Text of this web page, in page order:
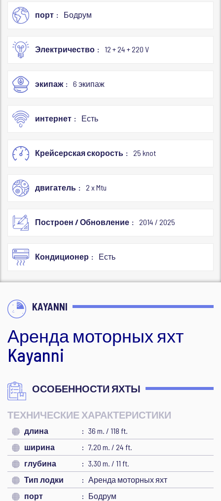
порт Бодрум
Электричество 12 + 24 + 220 V
экипаж 6 экипаж
интернет Есть
Крейсерская скорость 25 knot
двигатель 2 x Mtu
Построен / Обновление 2014 / 2025
Кондиционер Есть
KAYANNI
Аренда моторных яхт
Kayanni
ОСОБЕННОСТИ ЯХТЫ
ТЕХНИЧЕСКИЕ ХАРАКТЕРИСТИКИ
длина
36 m. / 118 ft.
ширина
7,20 m. / 24 ft.
глубина
3,30 m. / 11 ft.
Тип лодки
Аренда моторных яхт
порт
Бодрум